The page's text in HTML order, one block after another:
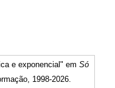
e exponencial" emSó
1998-2026.